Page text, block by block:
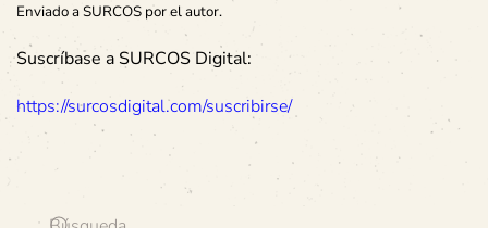
Enviado a SURCOS por el autor.
Suscríbase a SURCOS Digital:
https://surcosdigital.com/suscribirse/